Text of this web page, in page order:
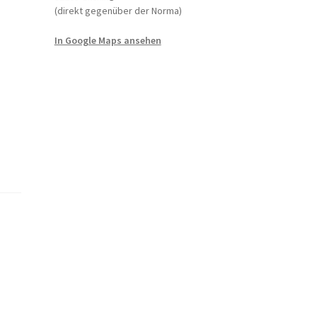
(direkt gegenüber der Norma)
In Google Maps ansehen